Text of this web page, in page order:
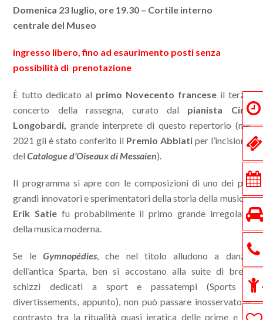
Domenica 23 luglio, ore 19.30 – Cortile interno
centrale del Museo
ingresso libero, fino ad esaurimento posti senza
possibilità di prenotazione
È tutto dedicato al primo Novecento franceseil terzo
concerto della rassegna, curato dal pianista Ciro
Longobardi, grande interprete di questo repertorio (nel
2021 gli è stato conferito il Premio Abbiatiper l’incisione
delCatalogue d’Oiseaux di Messaien).
Il programma si apre con le composizioni di uno dei più
grandi innovatori e sperimentatori della storia della musica.
Erik Satie fu probabilmente il primo grande irregolare
della musica moderna.
Se leGymnopédies, che nel titolo alludono a danze
dell’antica Sparta, ben si accostano alla suite di brevi
schizzi dedicati a sport e passatempi (Sports e
divertissements, appunto), non può passare inosservato il
contrasto tra la ritualità quasi ieratica delle prime e lo